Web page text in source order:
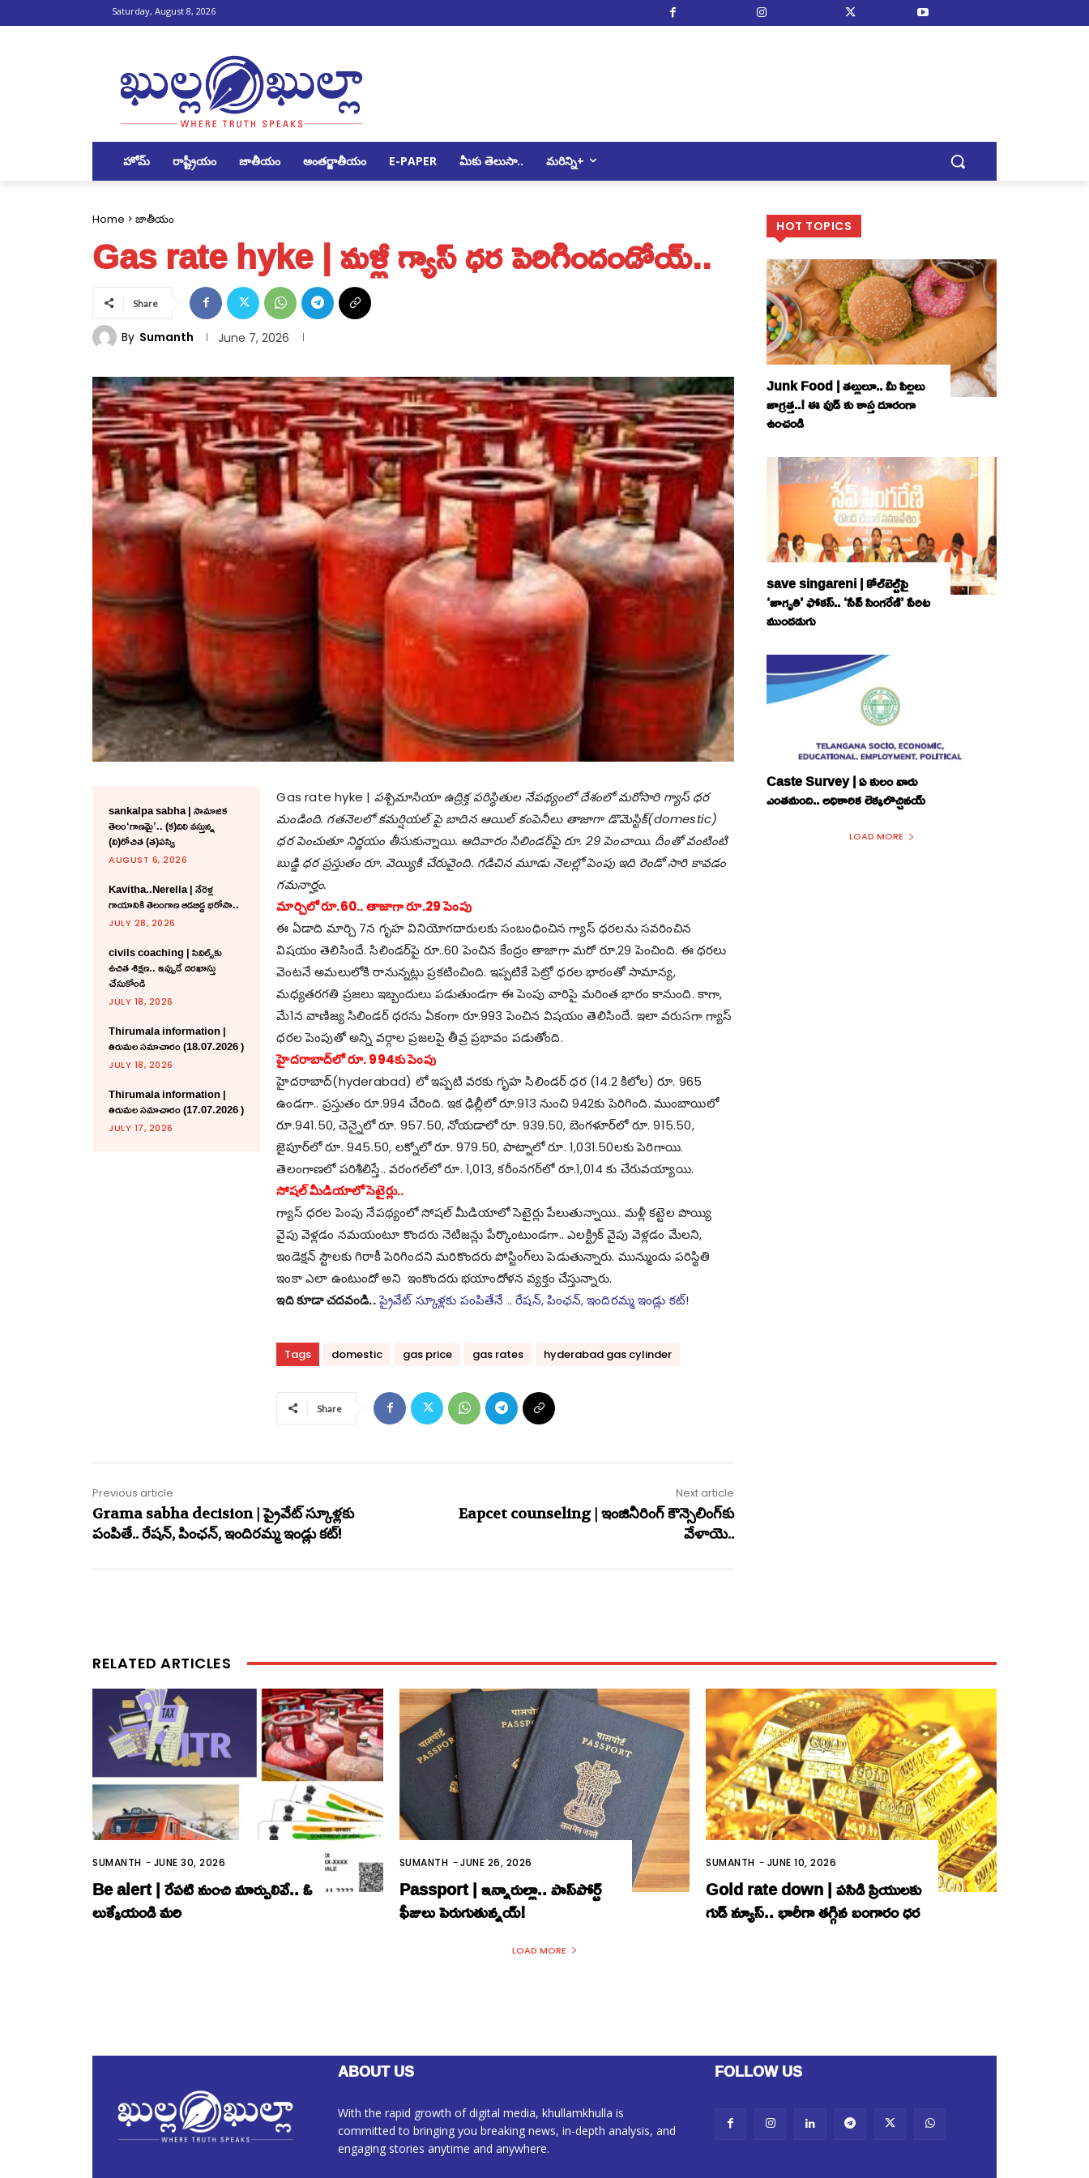
Saturday, August 8, 2026
హోమ్ రాష్ట్రీయం జాతీయం అంతర్జాతీయం E-PAPER మీకు తెలుసా.. మరిన్ని+
Home జాతీయం
Gas rate hyke | మ‌ళ్లీ గ్యాస్ ధ‌ర పెరిగిందండోయ్‌..
Share
By Sumanth June 7, 2026
sankalpa sabha | సామాజిక
తెలం‘గాణమై’.. (క)దిలి వస్తున్న
(వి)రోచిత (త)పస్వి
AUGUST 6, 2026
Kavitha..Nerella | నేరెళ్ల
గాయానికి తెలంగాణ ఆడబిడ్డ భరోసా..
JULY 28, 2026
civils coaching | సివిల్స్‌కు
ఉచిత శిక్ష‌ణ.. ఇప్పుడే ద‌ర‌ఖాస్తు
చేసుకోండి
JULY 18, 2026
Thirumala information |
తిరుమల సమాచారం (18.07.2026 )
JULY 18, 2026
Thirumala information |
తిరుమల సమాచారం (17.07.2026 )
JULY 17, 2026
Gas rate hyke | ప‌శ్చిమాసియా ఉద్రిక్త ప‌రిస్థితుల నేప‌థ్యంలో దేశంలో మ‌రోసారి గ్యాస్ ధ‌ర‌
మండింది. గ‌త‌నెల‌లో క‌మర్షియ‌ల్ పై బాదిన ఆయిల్ కంపెనీలు తాజాగా డొమెస్టిక్(domestic)
ధ‌ర పెంచుతూ నిర్ణ‌యం తీసుకున్నాయి. ఆదివారం సిలిండ‌ర్‌పై రూ. 29 పెంచాయి. దీంతో వంటింటి
బుడ్డి ధ‌ర ప్ర‌స్తుతం రూ. వెయ్యికి చేరువైంది. గ‌డిచిన మూడు నెల‌ల్లో పెంపు ఇది రెండో సారి కావ‌డం
గ‌మ‌నార్హం.
మార్చిలో రూ.60.. తాజాగా రూ.29 పెంపు
ఈ ఏడాది మార్చి 7న‌ గృహ వినియోగ‌దారుల‌కు సంబంధించిన గ్యాస్ ధ‌ర‌ల‌ను స‌వ‌రించిన
విష‌యం తెలిసిందే. సిలిండ‌ర్‌పై రూ..60 పెంచిన కేంద్రం తాజాగా మ‌రో రూ.29 పెంచింది. ఈ ధ‌ర‌లు
వెంట‌నే అమ‌లులోకి రానున్న‌ట్లు ప్ర‌క‌టించింది. ఇప్ప‌టికే పెట్రో ధ‌ర‌ల భారంతో సామాన్య‌,
మ‌ధ్య‌త‌ర‌గ‌తి ప్ర‌జ‌లు ఇబ్బందులు ప‌డుతుండ‌గా ఈ పెంపు వారిపై మ‌రింత భారం కానుంది. కాగా,
మే1న వాణిజ్య సిలిండ‌ర్ ధ‌రను ఏకంగా రూ.993 పెంచిన విష‌యం తెలిసిందే. ఇలా వ‌రుస‌గా గ్యాస్‌
ధ‌ర‌ల పెంపుతో అన్ని వ‌ర్గాల ప్ర‌జ‌ల‌పై తీవ్ర ప్ర‌భావం ప‌డుతోంది.
హైద‌రాబాద్‌లో రూ. 994కు పెంపు
హైద‌రాబాద్‌(hyderabad) లో ఇప్ప‌టి వ‌ర‌కు గృహ సిలిండ‌ర్ ధ‌ర (14.2 కిలోల) రూ. 965
ఉండ‌గా.. ప్ర‌స్తుతం రూ.994 చేరింది. ఇక ఢిల్లీలో రూ.913 నుంచి 942కు పెరిగింది. ముంబాయిలో
రూ.941.50, చెన్నైలో రూ. 957.50, నోయ‌డాలో రూ. 939.50, బెంగ‌ళూర్‌లో రూ. 915.50,
జైపూర్‌లో రూ. 945.50, ల‌క్నోలో రూ. 979.50, పాట్నాలో రూ. 1,031.50లకు పెరిగాయి.
తెలంగాణ‌లో ప‌రిశీలిస్తే.. వ‌రంగ‌ల్‌లో రూ. 1,013, క‌రీంన‌గ‌ర్‌లో రూ.1,014 కు చేరువ‌య్యాయి.
సోష‌ల్ మీడియాలో సెటైర్లు..
గ్యాస్ ధ‌ర‌ల పెంపు నేప‌థ్యంలో సోష‌ల్ మీడియాలో సెటైర్లు పేలుతున్నాయి.. మ‌ళ్లీ క‌ట్టెల పొయ్యి
వైపు వెళ్ల‌డం న‌మ‌యంటూ కొంద‌రు నెటిజ‌న్లు పేర్కొంటుండ‌గా.. ఎల‌క్ట్రిక్ వైపు వెళ్ల‌డం మేల‌ని,
ఇండెక్ష‌న్ స్టౌల‌కు గిరాకీ పెరిగింద‌ని మ‌రికొంద‌రు పోస్టింగ్‌లు పెడుతున్నారు. మున్ముందు ప‌రిస్థితి
ఇంకా ఎలా ఉంటుందో అని ఇంకొంద‌రు భ‌యాందోళ‌న వ్య‌క్తం చేస్తున్నారు.
ఇది కూడా చ‌ద‌వండి.. ప్రైవేట్ స్కూళ్ల‌కు పంపితేనే .. రేష‌న్‌, పింఛ‌న్‌, ఇందిర‌మ్మ ఇండ్లు క‌ట్‌!
Tags domestic gas price gas rates hyderabad gas cylinder
Share
Previous article
Grama sabha decision | ప్రైవేట్ స్కూళ్ల‌కు
పంపితే.. రేష‌న్‌, పింఛ‌న్‌, ఇందిర‌మ్మ ఇండ్లు క‌ట్‌!
Next article
Eapcet counseling | ఇంజినీరింగ్ కౌన్సెలింగ్‌కు
వేళాయె..
HOT TOPICS
Junk Food | తల్లులూ.. మీ పిల్లలు
జాగ్రత్త..! ఈ ఫుడ్ కు కాస్త దూరంగా
ఉంచండి
save singareni | కోల్‌బెల్ట్‌పై
‘జాగృతి’ ఫోకస్‌.. ‘సేవ్‌ సింగరేణి’ పేరిట
ముందడుగు
Caste Survey | ఏ కులం వారు
ఎంతమంది.. అధికారిక లెక్కలొచ్చినయ్
LOAD MORE
RELATED ARTICLES
SUMANTH - JUNE 30, 2026
Be alert | రేపటి నుంచి మార్పులివే.. ఓ
లుక్కేయండి మ‌రి
SUMANTH -JUNE 26, 2026
Passport | ఇన్నారుల్లా.. పాస్‌పోర్ట్‌
ఫీజులు పెరుగుతున్న‌య్‌!
SUMANTH - JUNE 10, 2026
Gold rate down | ప‌సిడి ప్రియుల‌కు
గుడ్ న్యూస్‌.. భారీగా త‌గ్గిన బంగారం ధ‌ర‌
LOAD MORE
ABOUT US
With the rapid growth of digital media, khullamkhulla is
committed to bringing you breaking news, in-depth analysis, and
engaging stories anytime and anywhere.
FOLLOW US